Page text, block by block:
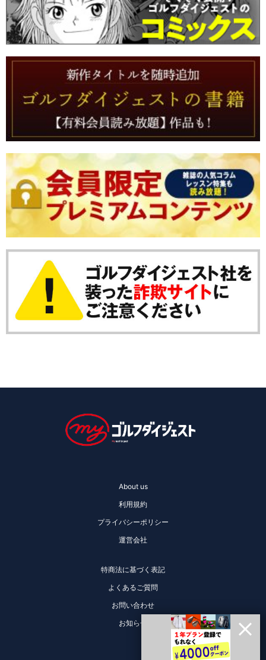
About us
利用規約
プライバシーポリシー
運営会社
特商法に基づく表記
よくあるご質問
お問い合わせ
お知らせ